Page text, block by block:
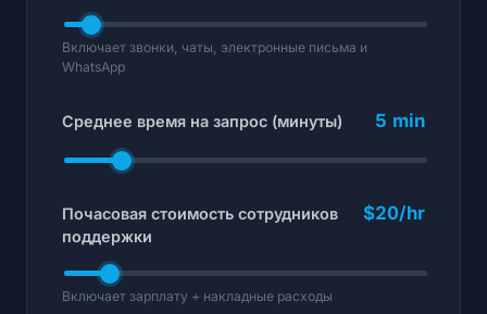
Включает звонки, чаты, электронные письма и
WhatsApp
Среднее время на запрос (минуты) 5 min
Почасовая стоимость сотрудников
поддержки
$20/hr
Включает зарплату + накладные расходы